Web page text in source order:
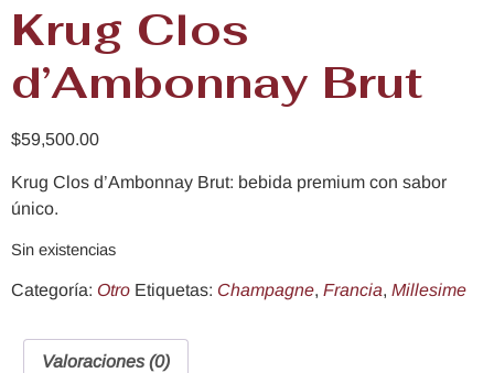
Krug Clos
d’Ambonnay Brut
$59,500.00
Krug Clos d’Ambonnay Brut: bebida premium con sabor
único.
Sin existencias
Categoría: Otro Etiquetas: Champagne, Francia, Millesime
Valoraciones (0)